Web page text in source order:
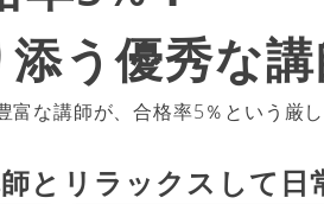
う優秀な
な講師が、合格率5％という厳
と リラックスして日